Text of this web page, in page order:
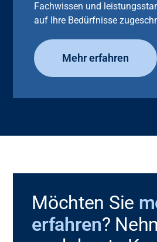
Fachwissen und
auf Ihre Bedürfnisse
Mehr erfahren
Möchten Sie
erfahren?